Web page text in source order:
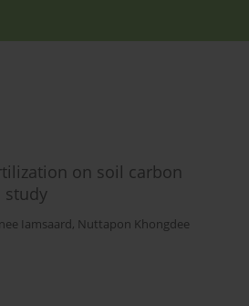
on soil carbon
study
Iamsaard, Nuttapon Khongdee